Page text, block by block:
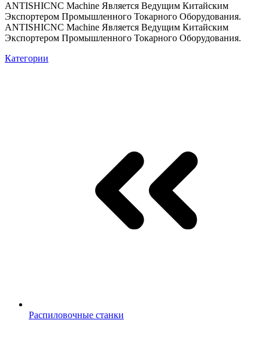
ANTISHICNC Machine Является Ведущим Китайским
Экспортером Промышленного Токарного Оборудования.
ANTISHICNC Machine Является Ведущим Китайским
Экспортером Промышленного Токарного Оборудования.
Категории
Распиловочные станки